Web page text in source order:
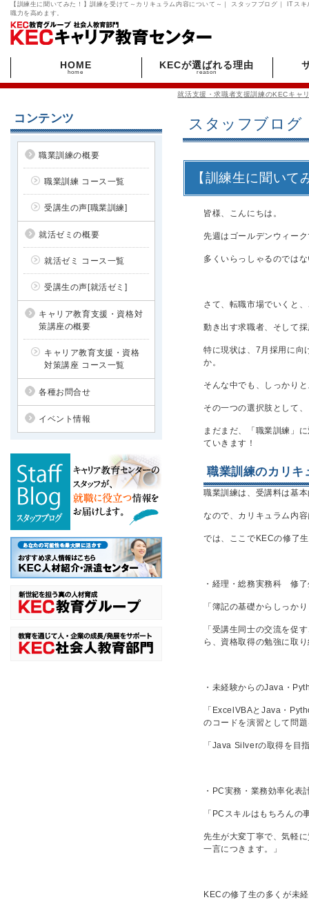
【訓練生に聞いてみた！】訓練を受けて～カリキュラム内容について～｜ スタッフブログ｜ ITス
職力を高めます。
HOME
home
KECが選ばれる理由
reason
就活支援・求職者支援訓練のKECキャ
スタッフブログ
【訓練生に聞い
皆様、こんにちは。
先週はゴールデンウィー
多くいらっしゃるのでは
さて、転職市場でいくと
動き出す求職者、そして
特に現状は、7月採用に向
か。
そんな中でも、しっかり
その一つの選択肢として
まだまだ、「職業訓練」
ていきます！
職業訓練のカリキ
職業訓練は、受講料は基
なので、カリキュラム内
では、ここでKECの修了
・経理・総務実務科 修
「簿記の基礎からしっか
「受講生同士の交流を促
ら、資格取得の勉強に取
・未経験からのJava・
「ExcelVBAとJava・
のコードを演習として問
「Java Silverの取得を目
・PC実務・業務効率化
「PCスキルはもちろん
先生が大変丁寧で、気軽
一言につきます。」
KECの修了生の多くが未
コンテンツ
職業訓練の概要
職業訓練 コース一覧
受講生の声[職業訓練]
就活ゼミの概要
就活ゼミ コース一覧
受講生の声[就活ゼミ]
キャリア教育支援・資格対
策講座の概要
キャリア教育支援・資格
対策講座 コース一覧
各種お問合せ
イベント情報